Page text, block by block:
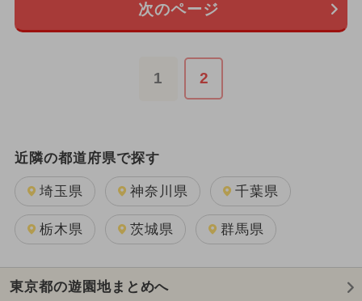
次のページ
1 2
近隣の都道府県で探す
埼玉県 神奈川県 千葉県
栃木県 茨城県 群馬県
東京都の遊園地まとめへ